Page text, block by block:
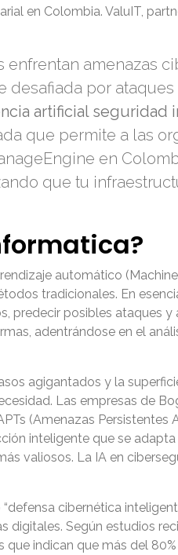
en Colombia. ValuIT,
amenazas
desafiada por
artificial seguridad
que permite a las
en
que tu
automático
tradicionales. En
predecir posibles ataques y
adentrándose en el
agigantados y la
Las empresas de
(Amenazas Persistentes
inteligente que se
valiosos. La IA en
cibernética
Según estudios
indican que más del